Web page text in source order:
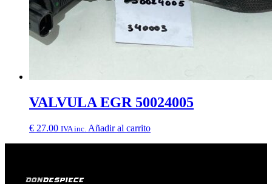
VALVULA EGR 50024005
€ 27.00 IVA inc. Añadir al carrito